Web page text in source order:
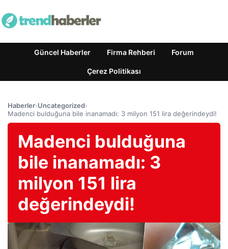
Güncel Haberler Firma Rehberi Forum
Çerez Politikası
Haberler›Uncategorized›
Madenci bulduğuna bile inanamadı: 3 milyon 151 lira değerindeydi!
Madenci bulduğuna
bile inanamadı: 3
milyon 151 lira
değerindeydi!